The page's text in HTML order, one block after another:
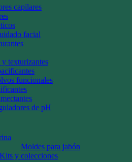
capilares
facial
texturizantes
funcionales
de pH
Moldes para jabón
Kits y colecciones